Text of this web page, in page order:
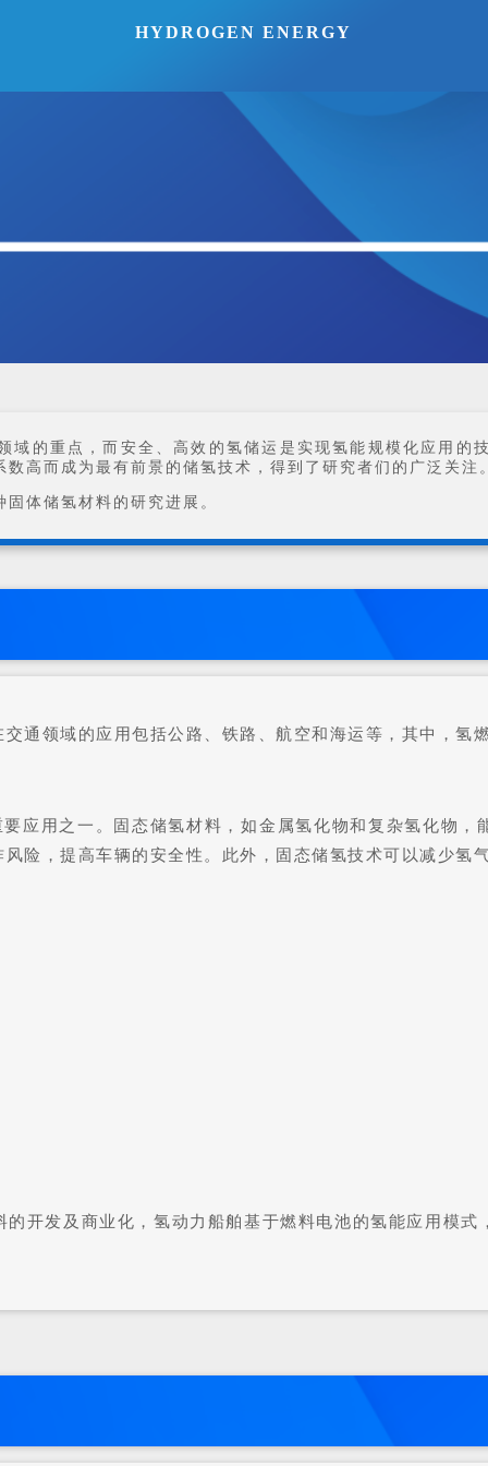
HYDROGEN ENERGY
域的重点，而安全、高效的氢储运是实现氢能规模化应用的
高而成为最有前景的储氢技术，得到了研究者们的广泛关注
体储氢材料的研究进展。
通领域的应用包括公路、铁路、航空和海运等，其中，氢
应用之一。固态储氢材料，如金属氢化物和复杂氢化物
险，提高车辆的安全性。此外，固态储氢技术可以减少氢
开发及商业化，氢动力船舶基于燃料电池的氢能应用模